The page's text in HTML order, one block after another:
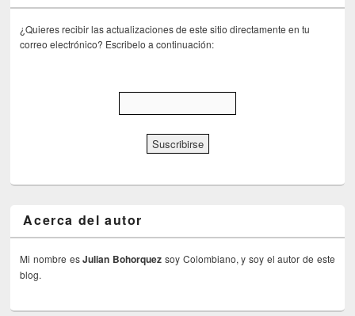
¿Quieres recibir las actualizaciones de este sitio directamente en tu
correo electrónico? Escribelo a continuación:
Acerca del autor
Mi nombre esJulian Bohorquez soy Colombiano, y soy el autor de este
blog.